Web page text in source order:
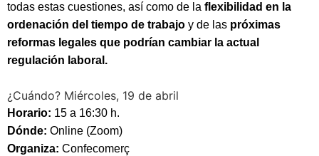
todas estas cuestiones, así como de la flexibilidad en la
ordenación del tiempo de trabajo y de las próximas
reformas legales que podrían cambiar la actual
regulación laboral.
¿Cuándo? Miércoles, 19 de abril
Horario: 15 a 16:30 h.
Dónde: Online (Zoom)
Organiza: Confecomerç